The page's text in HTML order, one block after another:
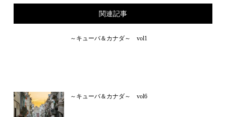
関連記事
～キューバ＆カナダ～ vol1
～キューバ＆カナダ～ vol6